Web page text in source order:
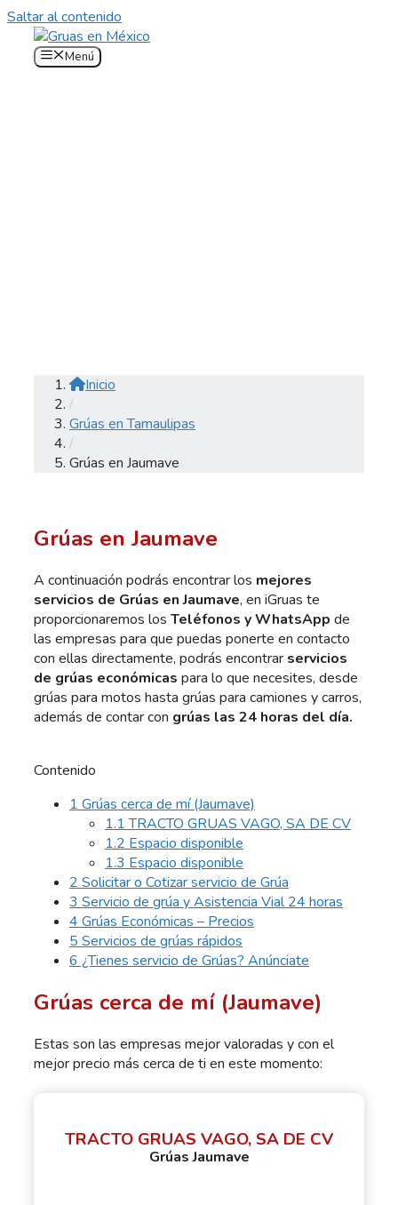
Saltar al contenido
Menú
Inicio
/
Grúas en Tamaulipas
/
Grúas en Jaumave
Grúas en Jaumave
A continuación podrás encontrar los mejores
servicios de Grúas en Jaumave, en iGruas te
proporcionaremos los Teléfonos y WhatsApp de
las empresas para que puedas ponerte en contacto
con ellas directamente, podrás encontrar servicios
de grúas económicas para lo que necesites, desde
grúas para motos hasta grúas para camiones y carros,
además de contar con grúas las 24 horas del día.
Contenido
1 Grúas cerca de mí (Jaumave)
1.1TRACTO GRUAS VAGO, SA DE CV
1.2 Espacio disponible
1.3 Espacio disponible
2 Solicitar o Cotizar servicio de Grúa
3 Servicio de grúa y Asistencia Vial 24 horas
4 Grúas Económicas – Precios
5 Servicios de grúas rápidos
6 ¿Tienes servicio de Grúas? Anúnciate
Grúas cerca de mí (Jaumave)
Estas son las empresas mejor valoradas y con el
mejor precio más cerca de ti en este momento:
TRACTO GRUAS VAGO, SA DE CV
Grúas Jaumave